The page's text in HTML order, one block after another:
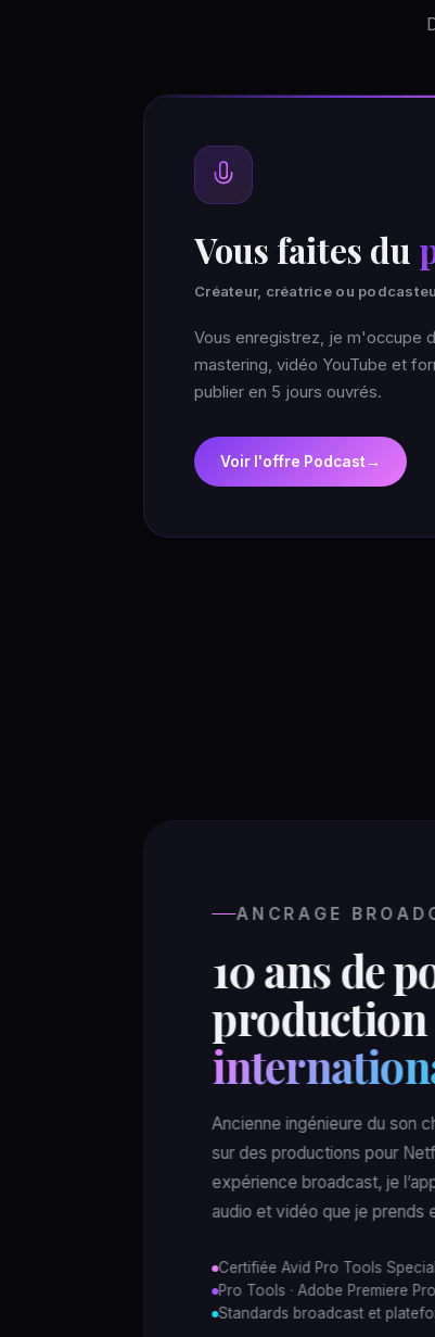
Vous faites du
Créateur, créatrice ou
Vous enregistrez, je m'occupe
mastering, vidéo YouTube et
publier en 5 jours ouvrés.
Voir l'offre Podcast→
ANCRAGE
10 ans de
production
Ancienne ingénieure du son
sur des productions pour
expérience broadcast, je
audio et vidéo que je prends
Certifiée Avid Pro Tools
Pro Tools · Adobe Premiere Pro
Standards broadcast et